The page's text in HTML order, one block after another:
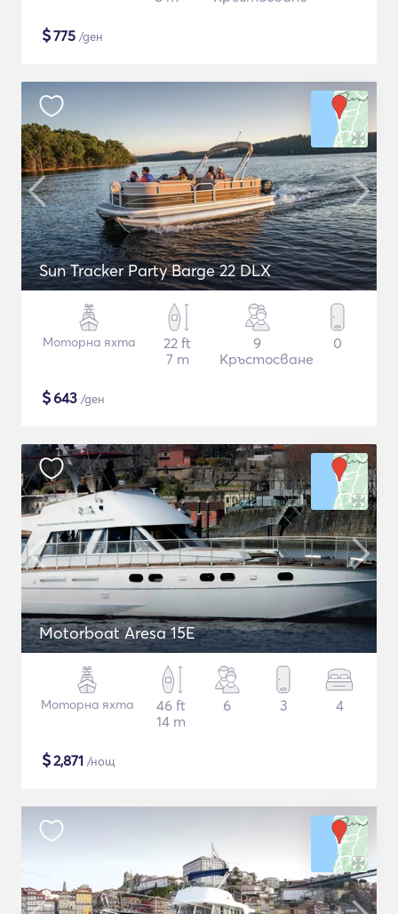
$775 /ден
Sun Tracker Party Barge 22 DLX
Моторна яхта
22 ft
7 m
9
Кръстосване
0
$643 /ден
Motorboat Aresa 15E
Моторна яхта
46 ft
14 m
6 3 4
$2,871 /нощ